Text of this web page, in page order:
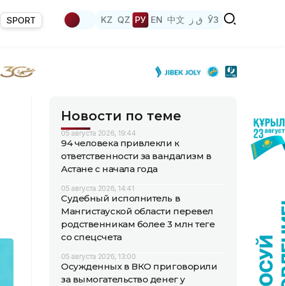
SPORT KZ QZ РУ EN 中文 ق ز ЎЗ
Новости по теме
05 августа 2026, 19:44
94 человека привлекли к
ответственности за вандализм в
Астане с начала года
05 августа 2026, 14:41
Судебный исполнитель в
Мангистауской области перевел
родственникам более 3 млн теңге
со спецсчета
05 августа 2026, 13:00
Осужденных в ВКО приговорили
за вымогательство денег у